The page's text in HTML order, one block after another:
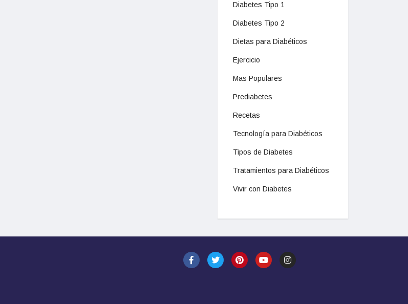
Diabetes Tipo 1
Diabetes Tipo 2
Dietas para Diabéticos
Ejercicio
Mas Populares
Prediabetes
Recetas
Tecnología para Diabéticos
Tipos de Diabetes
Tratamientos para Diabéticos
Vivir con Diabetes